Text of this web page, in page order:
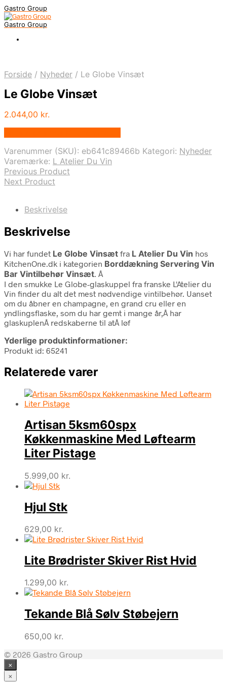
Gastro Group
Gastro Group
Forside / Nyheder / Le Globe Vinsæt
Le Globe Vinsæt
2.044,00 kr.
Varenummer (SKU): eb641c89466b Kategori: Nyheder
Varemærke: L Atelier Du Vin
Previous Product
Next Product
Beskrivelse
Beskrivelse
Vi har fundet Le Globe Vinsæt fra L Atelier Du Vin hos
KitchenOne.dk i kategorien Borddækning Servering Vin
Bar Vintilbehør Vinsæt. Â
I den smukke Le Globe-glaskuppel fra franske L'Atelier du
Vin finder du alt det mest nødvendige vintilbehør. Uanset
om du åbner en champagne, en grand cru eller en
yndlingsflaske, som du har gemt i mange år,Â har
glaskuplenÂ redskaberne til atÂ løf
Yderlige produktinformationer:
Produkt id: 65241
Relaterede varer
Artisan 5ksm60spx
Køkkenmaskine Med Løftearm
Liter Pistage
5.999,00 kr.
Hjul Stk
629,00 kr.
Lite Brødrister Skiver Rist Hvid
1.299,00 kr.
Tekande Blå Sølv Støbejern
650,00 kr.
© 2026 Gastro Group
×
×